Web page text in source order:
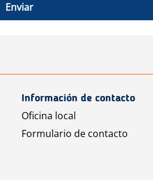
Enviar
Información de contacto
Oficina local
Formulario de contacto